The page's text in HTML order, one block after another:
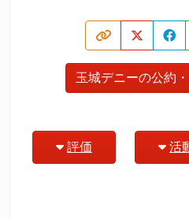
玉城デニーの公約
評価 活